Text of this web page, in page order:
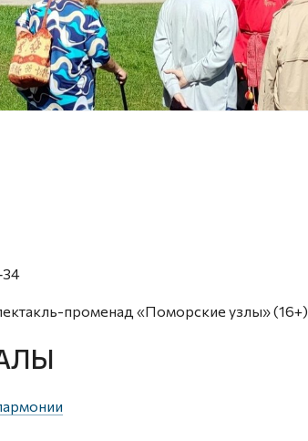
променад «Поморские узлы» (16+).